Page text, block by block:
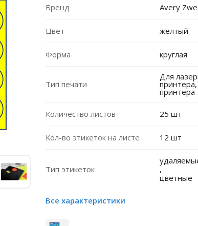
Бренд Avery
Цвет желтый
Форма круглая
Тип печати
Для
принтера
Количество листов 25 шт
Кол-во этикеток на листе 12 шт
Тип этикеток
,
цветные
Все характеристики